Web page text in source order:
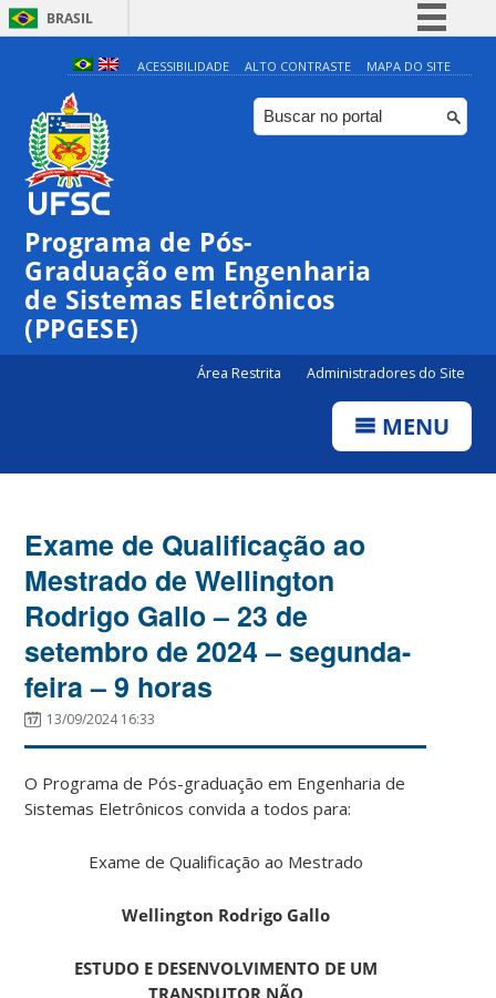
BRASIL
Simplifique!
Comunica BR
Participe
ACESSIBILIDADE ALTO CONTRASTE MAPA DO SITE
Programa de Pós-
Graduação em Engenharia
de Sistemas Eletrônicos
(PPGESE)
Área Restrita Administradores do Site
MENU
Exame de Qualificação ao
Mestrado de Wellington
Rodrigo Gallo – 23 de
setembro de 2024 – segunda-
feira – 9 horas
13/09/2024 16:33
O Programa de Pós-graduação em Engenharia de
Sistemas Eletrônicos convida a todos para:
Exame de Qualificação ao Mestrado
Wellington Rodrigo Gallo
ESTUDO E DESENVOLVIMENTO DE UM
TRANSDUTOR NÃO